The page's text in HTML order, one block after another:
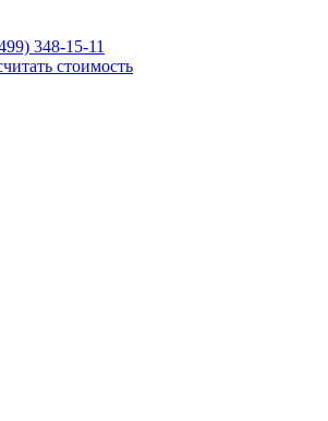
348-15-11
стоимость